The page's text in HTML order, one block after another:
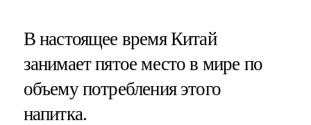
В настоящее время Китай
занимает пятое место в мире по
объему потребления этого
напитка.